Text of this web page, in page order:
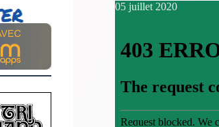
05 juillet 2020